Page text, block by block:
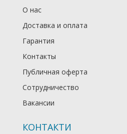
О нас
Доставка и оплата
Гарантия
Контакты
Публичная оферта
Сотрудничество
Вакансии
КОНТАКТИ